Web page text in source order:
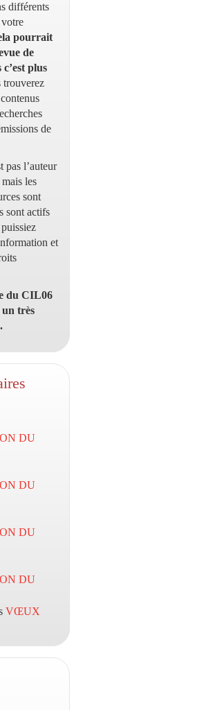
différents
pourrait
de
c’est plus
trouverez
de
pas l’auteur
les
sont
sont actifs
et
du CIL06
un très
DU
DU
DU
DU
VŒUX